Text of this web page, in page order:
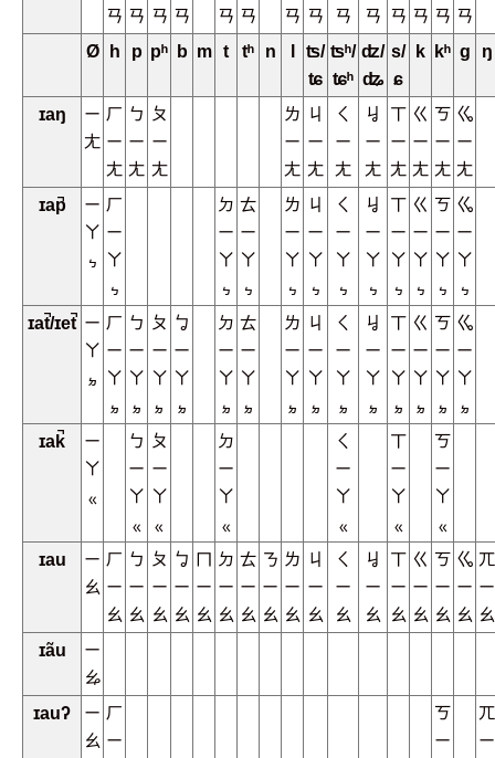
ㄢ ㄢ ㄢ ㄢ
ㄢ ㄢ
ㄢ ㄢ
ㄢ
ㄢ ㄢ ㄢ ㄢ ㄢ
Ø
h p pʰ b m t tʰ n
ʦ/
ʨ
ʦʰ/
ʨʰ
ʣ/
ʥ
s/
ɕ
k kʰ g ŋ
ɪaŋ
ㄧ
ㄤ
ㄏ
ㄧ
ㄤ
ㄅ
ㄧ
ㄤ
ㄆ
ㄧ
ㄤ
ㄌ
ㄧ
ㄤ
ㄐ
ㄧ
ㄤ
ㄑ
ㄧ
ㄤ
ㆢ
ㄧ
ㄤ
ㄒ
ㄧ
ㄤ
ㄍ
ㄧ
ㄤ
ㄎ
ㄧ
ㄤ
ㆣ
ㄧ
ㄤ
ɪap̚
ㄧ
ㄚ
ㆴ
ㄏ
ㄧ
ㄚ
ㆴ
ㄉ
ㄧ
ㄚ
ㆴ
ㄊ
ㄧ
ㄚ
ㆴ
ㄌ
ㄧ
ㄚ
ㆴ
ㄐ
ㄧ
ㄚ
ㆴ
ㄑ
ㄧ
ㄚ
ㆴ
ㆢ
ㄧ
ㄚ
ㆴ
ㄒ
ㄧ
ㄚ
ㆴ
ㄍ
ㄧ
ㄚ
ㆴ
ㄎ
ㄧ
ㄚ
ㆴ
ㆣ
ㄧ
ㄚ
ㆴ
ɪat̚/ɪet̚ ㄧ
ㄚ
ㆵ
ㄏ
ㄧ
ㄚ
ㆵ
ㄅ
ㄧ
ㄚ
ㆵ
ㄆ
ㄧ
ㄚ
ㆵ
ㆠ
ㄧ
ㄚ
ㆵ
ㄉ
ㄧ
ㄚ
ㆵ
ㄊ
ㄧ
ㄚ
ㆵ
ㄌ
ㄧ
ㄚ
ㆵ
ㄐ
ㄧ
ㄚ
ㆵ
ㄑ
ㄧ
ㄚ
ㆵ
ㆢ
ㄧ
ㄚ
ㆵ
ㄒ
ㄧ
ㄚ
ㆵ
ㄍ
ㄧ
ㄚ
ㆵ
ㄎ
ㄧ
ㄚ
ㆵ
ㆣ
ㄧ
ㄚ
ㆵ
ɪak̚
ㄧ
ㄚ
ㆻ
ㄅ
ㄧ
ㄚ
ㆻ
ㄆ
ㄧ
ㄚ
ㆻ
ㄉ
ㄧ
ㄚ
ㆻ
ㄑ
ㄧ
ㄚ
ㆻ
ㄒ
ㄧ
ㄚ
ㆻ
ㄎ
ㄧ
ㄚ
ㆻ
ɪau
ㄧ
ㄠ
ㄏ
ㄧ
ㄠ
ㄅ
ㄧ
ㄠ
ㄆ
ㄧ
ㄠ
ㆠ
ㄧ
ㄠ
ㄇ
ㄧ
ㄠ
ㄉ
ㄧ
ㄠ
ㄊ
ㄧ
ㄠ
ㄋ
ㄧ
ㄠ
ㄌ
ㄧ
ㄠ
ㄐ
ㄧ
ㄠ
ㄑ
ㄧ
ㄠ
ㆢ
ㄧ
ㄠ
ㄒ
ㄧ
ㄠ
ㄍ
ㄧ
ㄠ
ㄎ
ㄧ
ㄠ
ㆣ
ㄧ
ㄠ
ㄫ
ㄧ
ㄠ
ɪãu
ㄧ
ㆯ
ɪauʔ
ㄧ
ㄠ
ㄏ
ㄧ
ㄎ
ㄧ
ㄫ
ㄧ